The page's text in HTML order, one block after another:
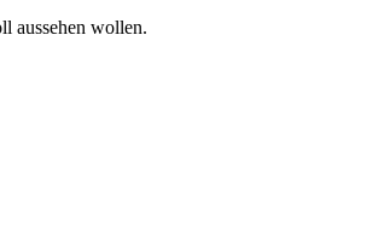
aussehen wollen.